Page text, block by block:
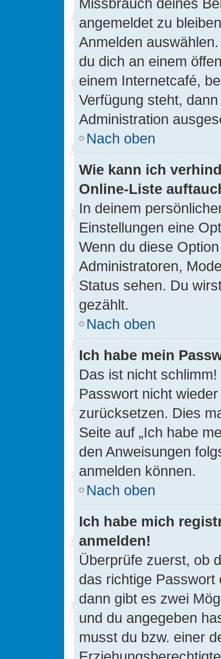
angemeldet zu
Anmelden
du dich an einem
einem Internetcafé,
Verfügung steht,
Administration
Nach oben
Wie kann ich
Online-Liste
In deinem
Einstellungen eine
Wenn du diese
Administratoren,
Status sehen. Du
gezählt.
Nach oben
Ich habe mein
Das ist nicht
Passwort nicht
zurücksetzen. Dies
Seite auf „Ich habe
den Anweisungen
anmelden können.
Nach oben
Ich habe mich
anmelden!
Überprüfe zuerst, ob
das richtige Passwort
dann gibt es zwei
und du angegeben
musst du bzw. einer